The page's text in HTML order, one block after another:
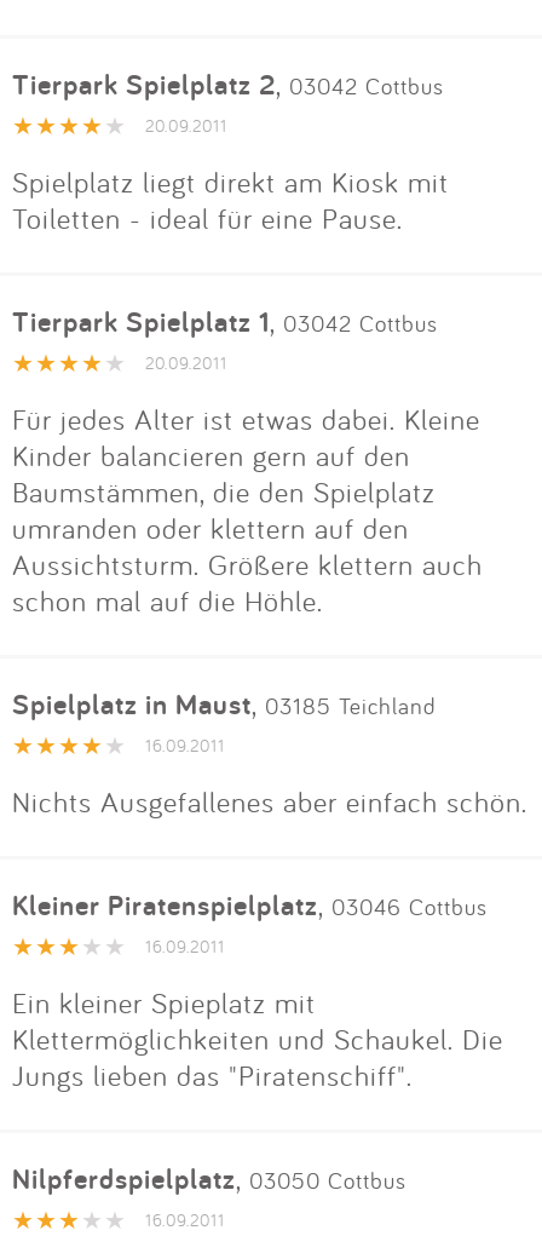
Tierpark Spielplatz 2, 03042 Cottbus
20.09.2011
Spielplatz liegt direkt am Kiosk mit
Toiletten - ideal für eine Pause.
Tierpark Spielplatz 1, 03042 Cottbus
20.09.2011
Für jedes Alter ist etwas dabei. Kleine
Kinder balancieren gern auf den
Baumstämmen, die den Spielplatz
umranden oder klettern auf den
Aussichtsturm. Größere klettern auch
schon mal auf die Höhle.
Spielplatz in Maust, 03185 Teichland
16.09.2011
Nichts Ausgefallenes aber einfach schön.
Kleiner Piratenspielplatz, 03046 Cottbus
16.09.2011
Ein kleiner Spieplatz mit
Klettermöglichkeiten und Schaukel. Die
Jungs lieben das "Piratenschiff".
Nilpferdspielplatz, 03050 Cottbus
16.09.2011